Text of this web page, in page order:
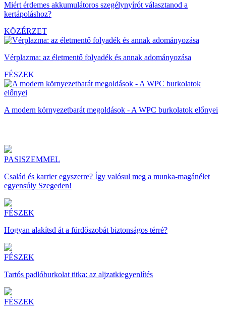
Miért érdemes akkumulátoros szegélynyírót választanod a
kertápoláshoz?
KÖZÉRZET
Vérplazma: az életmentő folyadék és annak adományozása
FÉSZEK
A modern környezetbarát megoldások - A WPC burkolatok előnyei
PASISZEMMEL
Család és karrier egyszerre? Így valósul meg a munka-magánélet
egyensúly Szegeden!
FÉSZEK
Hogyan alakítsd át a fürdőszobát biztonságos térré?
FÉSZEK
Tartós padlóburkolat titka: az aljzatkiegyenlítés
FÉSZEK